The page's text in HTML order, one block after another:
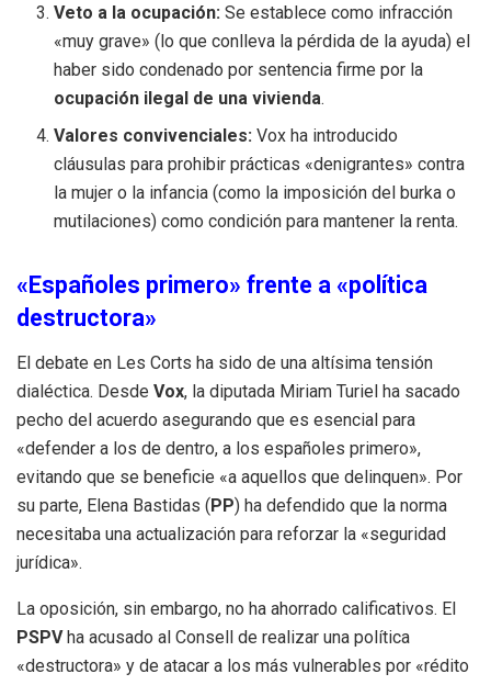
Veto a la ocupación: Se establece como infracción
«muy grave» (lo que conlleva la pérdida de la ayuda) el
haber sido condenado por sentencia firme por la
ocupación ilegal de una vivienda.
Valores convivenciales: Vox ha introducido
cláusulas para prohibir prácticas «denigrantes» contra
la mujer o la infancia (como la imposición del burka o
mutilaciones) como condición para mantener la renta.
«Españoles primero» frente a «política
destructora»
El debate en Les Corts ha sido de una altísima tensión
dialéctica. Desde Vox, la diputada Miriam Turiel ha sacado
pecho del acuerdo asegurando que es esencial para
«defender a los de dentro, a los españoles primero»,
evitando que se beneficie «a aquellos que delinquen». Por
su parte, Elena Bastidas (PP) ha defendido que la norma
necesitaba una actualización para reforzar la «seguridad
jurídica».
La oposición, sin embargo, no ha ahorrado calificativos. El
PSPVha acusado al Consell de realizar una política
«destructora» y de atacar a los más vulnerables por «rédito